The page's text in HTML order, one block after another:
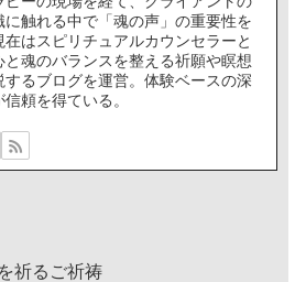
に触れる中で「魂の声」の重要性を
在はスピリチュアルカウンセラーと
と魂のバランスを整える祈願や瞑想
するブログを運営。体験ベースの深
頼を得ている。
祈るご祈祷